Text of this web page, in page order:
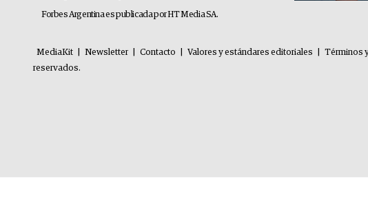
Forbes Argentina es publicada por HT Media SA.
MediaKit Newsletter Contacto Valores y estándares editoriales Términos
reservados.